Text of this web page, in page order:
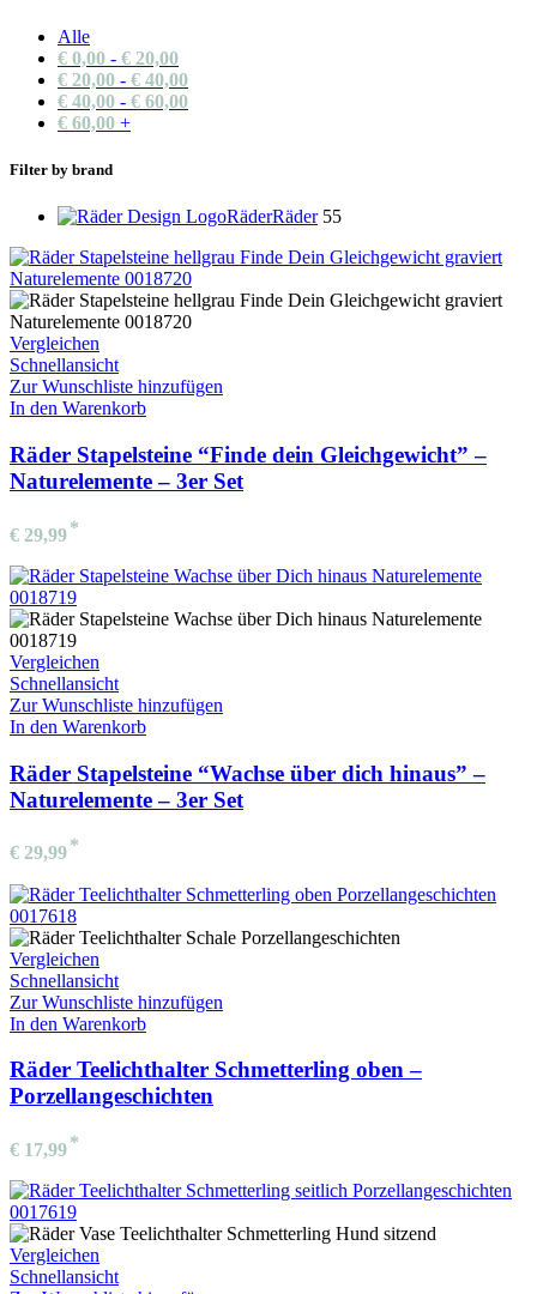
Alle
€ 0,00 - € 20,00
€ 20,00 - € 40,00
€ 40,00 - € 60,00
€ 60,00 +
Filter by brand
RäderRäder 55
Vergleichen
Schnellansicht
Zur Wunschliste hinzufügen
In den Warenkorb
Räder Stapelsteine “Finde dein Gleichgewicht” –
Naturelemente – 3er Set
€ 29,99
Vergleichen
Schnellansicht
Zur Wunschliste hinzufügen
In den Warenkorb
Räder Stapelsteine “Wachse über dich hinaus” –
Naturelemente – 3er Set
€ 29,99
Vergleichen
Schnellansicht
Zur Wunschliste hinzufügen
In den Warenkorb
Räder Teelichthalter Schmetterling oben –
Porzellangeschichten
€ 17,99
Vergleichen
Schnellansicht